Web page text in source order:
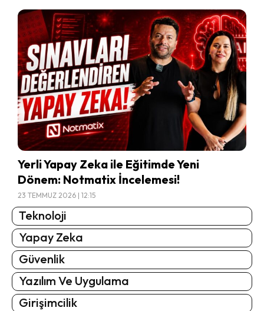
Yerli Yapay Zeka ile Eğitimde Yeni
Dönem: Notmatix İncelemesi!
23 TEMMUZ 2026 | 12:15
Teknoloji
Yapay Zeka
Güvenlik
Yazılım Ve Uygulama
Girişimcilik